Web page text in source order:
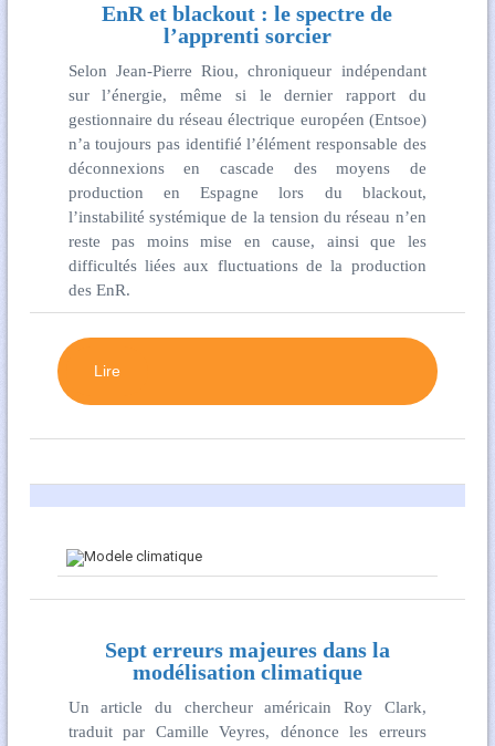
EnR et blackout : le spectre de
l’apprenti sorcier
Selon Jean-Pierre Riou, chroniqueur indépendant
sur l’énergie, même si le dernier rapport du
gestionnaire du réseau électrique européen (Entsoe)
n’a toujours pas identifié l’élément responsable des
déconnexions en cascade des moyens de
production en Espagne lors du blackout,
l’instabilité systémique de la tension du réseau n’en
reste pas moins mise en cause, ainsi que les
difficultés liées aux fluctuations de la production
des EnR.
Lire
Sept erreurs majeures dans la
modélisation climatique
Un article du chercheur américain Roy Clark,
traduit par Camille Veyres, dénonce les erreurs